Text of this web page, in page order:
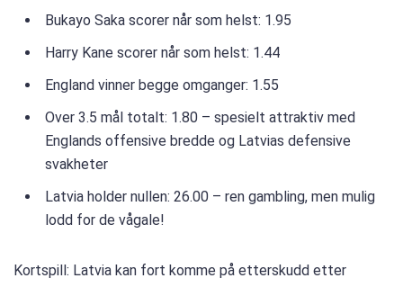
Bukayo Saka scorer når som helst: 1.95
Harry Kane scorer når som helst: 1.44
England vinner begge omganger: 1.55
Over 3.5 mål totalt: 1.80 – spesielt attraktiv med
Englands offensive bredde og Latvias defensive
svakheter
Latvia holder nullen: 26.00 – ren gambling, men mulig
lodd for de vågale!
Kortspill: Latvia kan fort komme på etterskudd etter